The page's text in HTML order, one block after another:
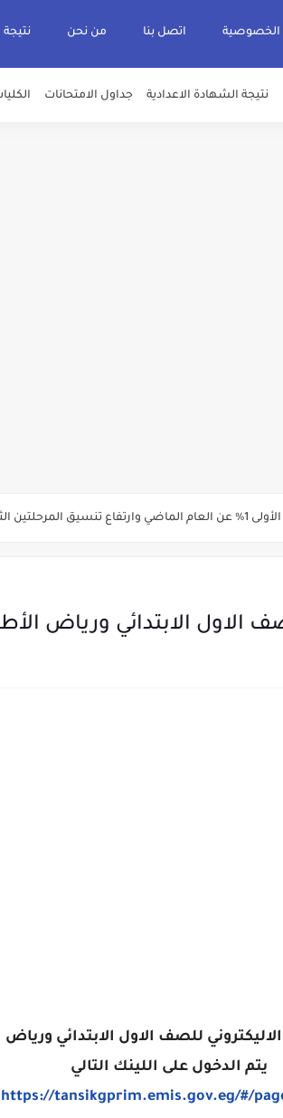
اتصل بنا من نحن نتيجة
نتيجة الشهادة الاعدادية جداول الامتحانات
والمحافظات بالاسم ورقم الجلوس
الابتدائي ورياض الأطفال
للصف الاول الابتدائي ورياض
يتم الدخول على اللينك التالي
https://tansikgprim.emis.gov.eg/#/